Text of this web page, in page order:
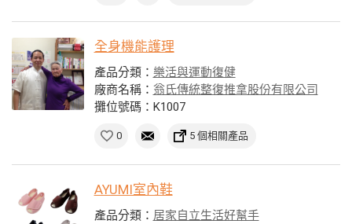
全身機能護理
產品分類： 樂活與運動復健
廠商名稱： 翁氏傳統整復推拿股份有限公司
攤位號碼：K1007
0 5 個相關產品
AYUMI室內鞋
產品分類： 居家自立生活好幫手